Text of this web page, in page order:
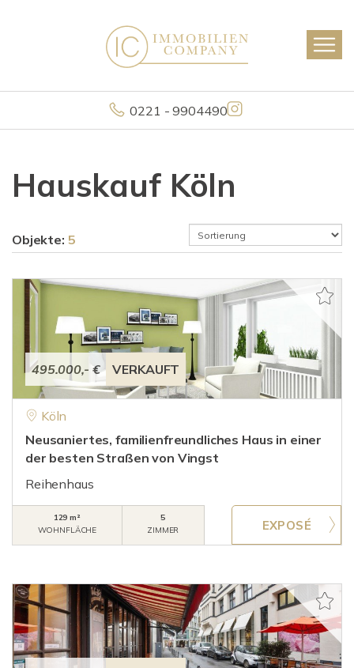
0221 - 9904490
Hauskauf Köln
Objekte: 5
495.000,- € VERKAUFT
Köln
Neusaniertes, familienfreundliches Haus in einer
der besten Straßen von Vingst
Reihenhaus
129 m²
WOHNFLÄCHE
5
ZIMMER